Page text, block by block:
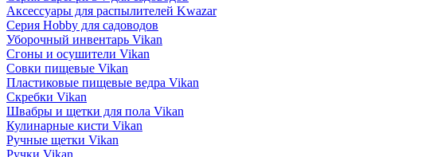
Аксессуары для распылителей Kwazar
Серия Hobby для садоводов
Уборочный инвентарь Vikan
Сгоны и осушители Vikan
Совки пищевые Vikan
Пластиковые пищевые ведра Vikan
Скребки Vikan
Швабры и щетки для пола Vikan
Кулинарные кисти Vikan
Ручные щетки Vikan
Ручки Vikan